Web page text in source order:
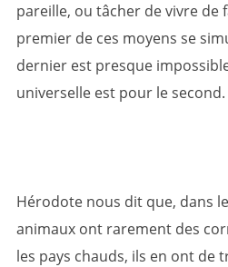
pareille, ou tâcher de vivre de
premier de ces moyens se
dernier est presque
universelle est pour le second.
Hérodote nous dit que, dans
animaux ont rarement des
les pays chauds, ils en ont de